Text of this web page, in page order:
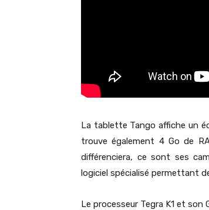
La tablette Tango affiche un
trouve également 4 Go de
différenciera, ce sont ses
logiciel spécialisé permettant
Le processeur Tegra K1 et